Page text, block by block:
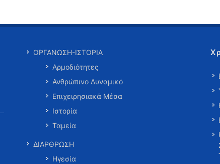
ΟΡΓΑΝΩΣΗ-ΙΣΤΟΡΙΑ
Αρμοδιότητες
Ανθρώπινο Δυναμικό
Επιχειρησιακά Μέσα
Ιστορία
Ταμεία
ΔΙΑΡΘΡΩΣΗ
Ηγεσία